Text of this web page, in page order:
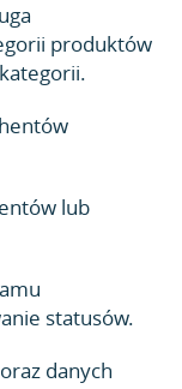
produktów
lub
statusów.
danych